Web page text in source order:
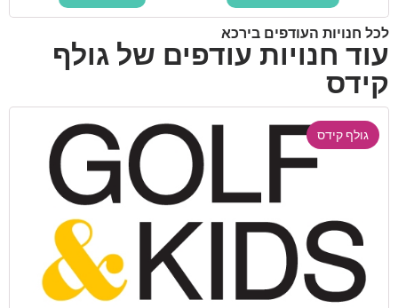
לכל חנויות העודפים בירכא
עוד חנויות עודפים של גולף
קידס
גולף קידס